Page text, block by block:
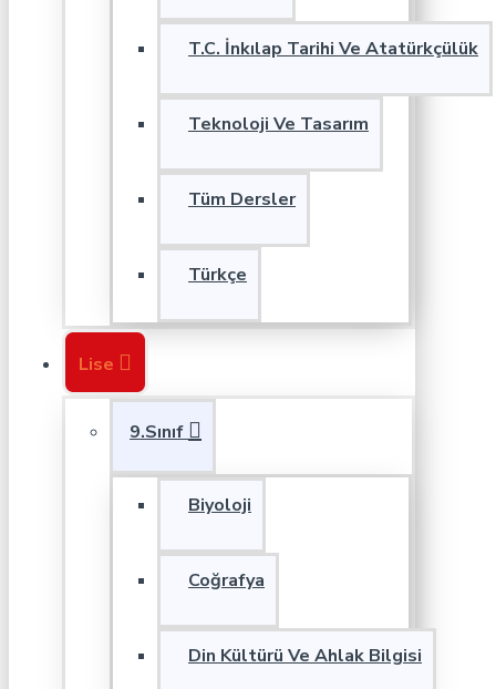
T.C. İnkılap Tarihi Ve Atatürkçülük
Teknoloji Ve Tasarım
Tüm Dersler
Türkçe
Lise
9.Sınıf
Biyoloji
Coğrafya
Din Kültürü Ve Ahlak Bilgisi